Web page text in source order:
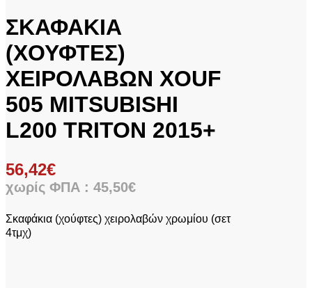
ΣΚΑΦΑΚΙΑ
(ΧΟΥΦΤΕΣ)
ΧΕΙΡΟΛΑΒΩΝ XOUF
505 MITSUBISHI
L200 TRITON 2015+
56,42€
χωρίς ΦΠΑ : 45,50€
Σκαφάκια (χούφτες) χειρολαβών χρωμίου (σετ
4τμχ)